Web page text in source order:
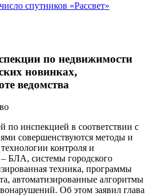
спутников «Рассвет»
по недвижимости
новинках,
ведомства
по инспекцией в соответствии с
совершенствуются методы и
контроля и
БЛА, системы городского
техника, программы
автоматизированные алгоритмы
Об этом заявил глава